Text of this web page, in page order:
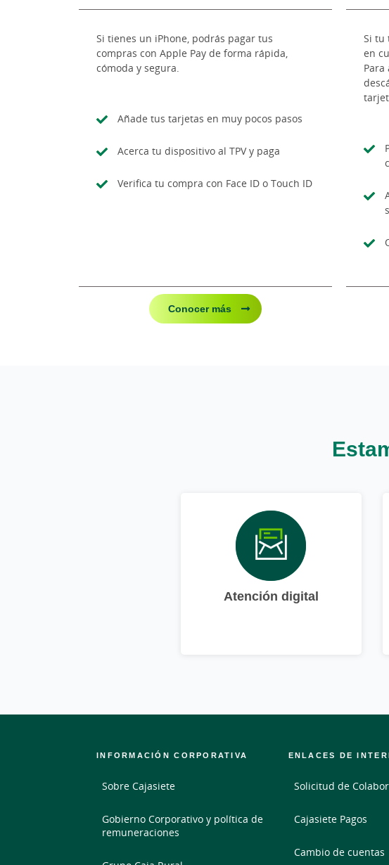
Si tienes un iPhone, podrás pagar tus
compras con Apple Pay de forma rápida,
cómoda y segura.
Añade tus tarjetas en muy pocos pasos
Acerca tu dispositivo al TPV y paga
Verifica tu compra con Face ID o Touch ID
Conocer más
Si tu
en
Para
Atención digital
INFORMACIÓN CORPORATIVA
Sobre Cajasiete
Gobierno Corporativo y política de
remuneraciones
ENLACES DE
Solicitud de
Cajasiete Pagos
Cambio de cuentas